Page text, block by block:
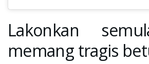
Lakonkan
memang tragis